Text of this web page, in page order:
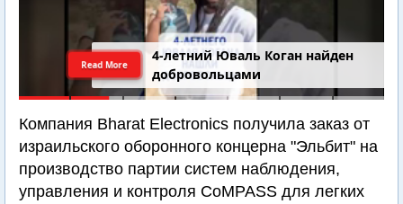
4-летний Юваль Коган найден
добровольцами
Read More
Компания Bharat Electronics получила заказ от
израильского оборонного концерна "Эльбит" на
производство партии систем наблюдения,
управления и контроля CoMPASS для легких